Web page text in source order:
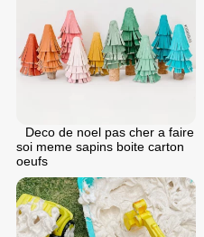
Deco de noel pas cher a faire
soi meme sapins boite carton
oeufs